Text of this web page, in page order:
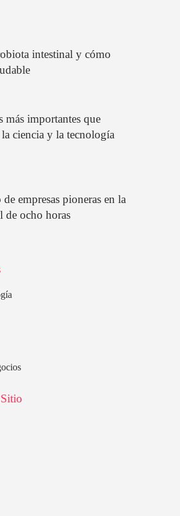
intestinal y cómo
más importantes que
ciencia y la tecnología
empresas pioneras en la
de ocho horas